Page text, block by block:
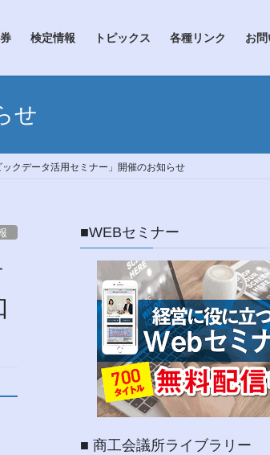
検定情報 トピックス 各種リンク お
せ
クデータ活用セミナー」開催のお知らせ
■WEBセミナー
■ 商工会議所ライブラリー